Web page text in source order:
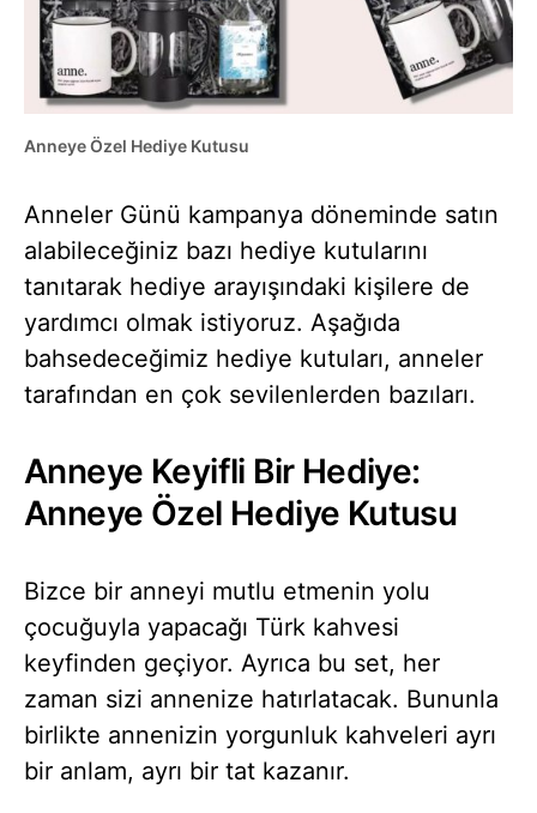
Anneye Özel Hediye Kutusu
Anneler Günü kampanya döneminde satın
alabileceğiniz bazı hediye kutularını
tanıtarak hediye arayışındaki kişilere de
yardımcı olmak istiyoruz. Aşağıda
bahsedeceğimiz hediye kutuları, anneler
tarafından en çok sevilenlerden bazıları.
Anneye Keyifli Bir Hediye:
Anneye Özel Hediye Kutusu
Bizce bir anneyi mutlu etmenin yolu
çocuğuyla yapacağı Türk kahvesi
keyfinden geçiyor. Ayrıca bu set, her
zaman sizi annenize hatırlatacak. Bununla
birlikte annenizin yorgunluk kahveleri ayrı
bir anlam, ayrı bir tat kazanır.